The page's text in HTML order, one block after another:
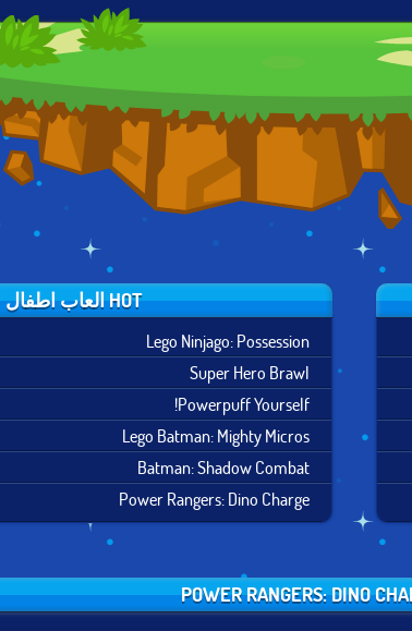
RANGERS
MEGAFORCE:
SURRENDER
THE FLOOR IS
LAVA
HOT العاب اطفال
Lego Ninjago: Possession
Super Hero Brawl
Powerpuff Yourself!
Lego Batman: Mighty Micros
Batman: Shadow Combat
Power Rangers: Dino Charge